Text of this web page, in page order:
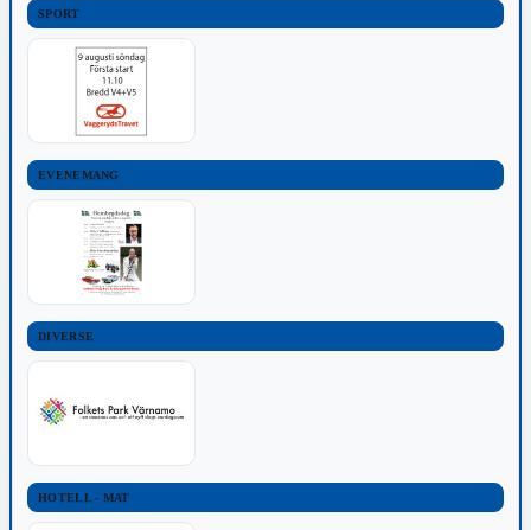
SPORT
EVENEMANG
DIVERSE
HOTELL - MAT